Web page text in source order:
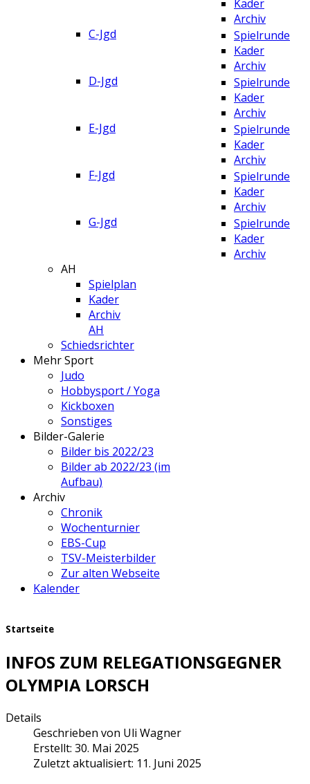
Kader
Archiv
C-Jgd
Spielrunde
Kader
Archiv
D-Jgd
Spielrunde
Kader
Archiv
E-Jgd
Spielrunde
Kader
Archiv
F-Jgd
Spielrunde
Kader
Archiv
G-Jgd
Spielrunde
Kader
Archiv
AH
Spielplan
Kader
Archiv
AH
Schiedsrichter
Mehr Sport
Judo
Hobbysport / Yoga
Kickboxen
Sonstiges
Bilder-Galerie
Bilder bis 2022/23
Bilder ab 2022/23 (im
Aufbau)
Archiv
Chronik
Wochenturnier
EBS-Cup
TSV-Meisterbilder
Zur alten Webseite
Kalender
Startseite
INFOS ZUM RELEGATIONSGEGNER
OLYMPIA LORSCH
Details
Geschrieben von Uli Wagner
Erstellt: 30. Mai 2025
Zuletzt aktualisiert: 11. Juni 2025